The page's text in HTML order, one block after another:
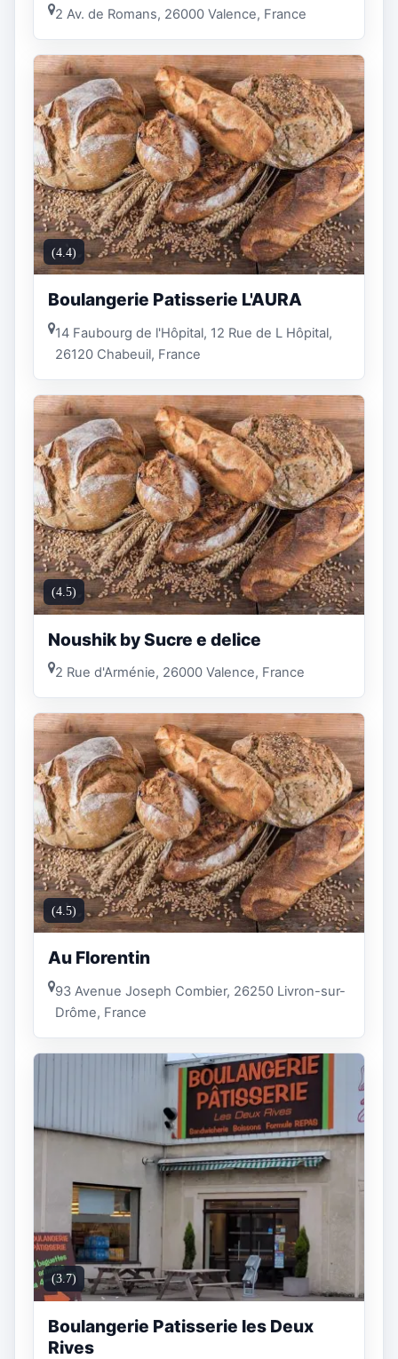
2 Av. de Romans, 26000 Valence, France
(4.4)
Boulangerie Patisserie L'AURA
14 Faubourg de l'Hôpital, 12 Rue de L Hôpital,
26120 Chabeuil, France
(4.5)
Noushik by Sucre e delice
2 Rue d'Arménie, 26000 Valence, France
(4.5)
Au Florentin
93 Avenue Joseph Combier, 26250 Livron-sur-
Drôme, France
(3.7)
Boulangerie Patisserie les Deux
Rives